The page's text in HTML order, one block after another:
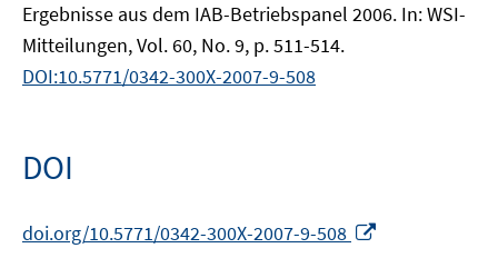
Ergebnisse aus dem IAB-Betriebspanel 2006. In: WSI-
Mitteilungen, Vol. 60, No. 9, p. 511-514.
DOI:10.5771/0342-300X-2007-9-508
DOI
doi.org/10.5771/0342-300X-2007-9-508